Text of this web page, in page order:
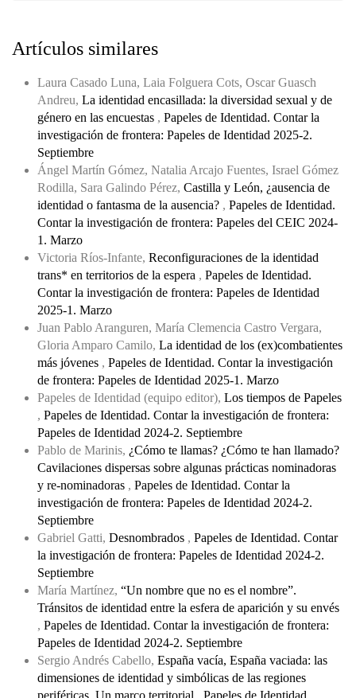
Artículos similares
Laura Casado Luna, Laia Folguera Cots, Oscar Guasch
Andreu, La identidad encasillada: la diversidad sexual y de
género en las encuestas , Papeles de Identidad. Contar la
investigación de frontera: Papeles de Identidad 2025-2.
Septiembre
Ángel Martín Gómez, Natalia Arcajo Fuentes, Israel Gómez
Rodilla, Sara Galindo Pérez, Castilla y León, ¿ausencia de
identidad o fantasma de la ausencia? , Papeles de Identidad.
Contar la investigación de frontera: Papeles del CEIC 2024-
1. Marzo
Victoria Ríos-Infante, Reconfiguraciones de la identidad
trans* en territorios de la espera , Papeles de Identidad.
Contar la investigación de frontera: Papeles de Identidad
2025-1. Marzo
Juan Pablo Aranguren, María Clemencia Castro Vergara,
Gloria Amparo Camilo, La identidad de los (ex)combatientes
más jóvenes , Papeles de Identidad. Contar la investigación
de frontera: Papeles de Identidad 2025-1. Marzo
Papeles de Identidad (equipo editor), Los tiempos de Papeles
, Papeles de Identidad. Contar la investigación de frontera:
Papeles de Identidad 2024-2. Septiembre
Pablo de Marinis, ¿Cómo te llamas? ¿Cómo te han llamado?
Cavilaciones dispersas sobre algunas prácticas nominadoras
y re-nominadoras , Papeles de Identidad. Contar la
investigación de frontera: Papeles de Identidad 2024-2.
Septiembre
Gabriel Gatti, Desnombrados , Papeles de Identidad. Contar
la investigación de frontera: Papeles de Identidad 2024-2.
Septiembre
María Martínez, “Un nombre que no es el nombre”.
Tránsitos de identidad entre la esfera de aparición y su envés
, Papeles de Identidad. Contar la investigación de frontera:
Papeles de Identidad 2024-2. Septiembre
Sergio Andrés Cabello, España vacía, España vaciada: las
dimensiones de identidad y simbólicas de las regiones
periféricas. Un marco territorial
Papeles de Identidad.